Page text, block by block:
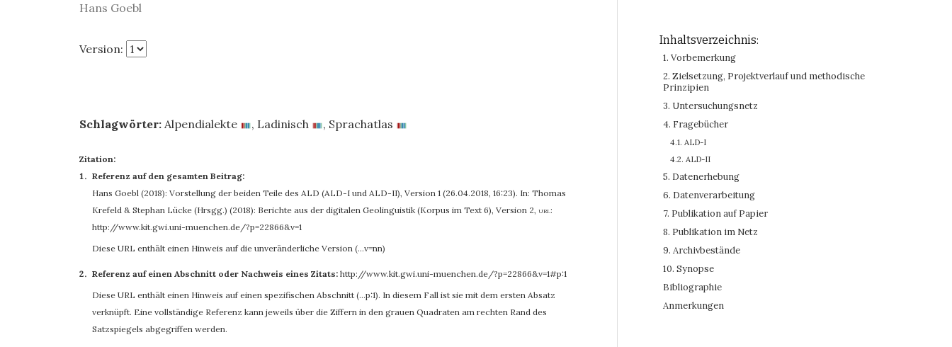
Hans Goebl
Version:
Schlagwörter: Alpendialekte , Ladinisch , Sprachatlas
Zitation:
Referenz auf den gesamten Beitrag:
Hans Goebl (2018): Vorstellung der beiden Teile des ALD (ALD-I und ALD-II), Version 1 (26.04.2018, 16:23). In: Thomas
Krefeld & Stephan Lücke (Hrsgg.) (2018): Berichte aus der digitalen Geolinguistik (Korpus im Text 6), Version 2, url:
http://www.kit.gwi.uni-muenchen.de/?p=22866&v=1
Diese URL enthält einen Hinweis auf die unveränderliche Version (…v=nn)
Referenz auf einen Abschnitt oder Nachweis eines Zitats: http://www.kit.gwi.uni-muenchen.de/?p=22866&v=1#p:1
Diese URL enthält einen Hinweis auf einen spezifischen Abschnitt (…p:1). In diesem Fall ist sie mit dem ersten Absatz
verknüpft. Eine vollständige Referenz kann jeweils über die Ziffern in den grauen Quadraten am rechten Rand des
Satzspiegels abgegriffen werden.
Inhaltsverzeichnis:
1. Vorbemerkung
2. Zielsetzung, Projektverlauf und methodische
Prinzipien
3. Untersuchungsnetz
4. Fragebücher
4.1. ALD-I
4.2. ALD-II
5. Datenerhebung
6. Datenverarbeitung
7. Publikation auf Papier
8. Publikation im Netz
9. Archivbestände
10. Synopse
Bibliographie
Anmerkungen